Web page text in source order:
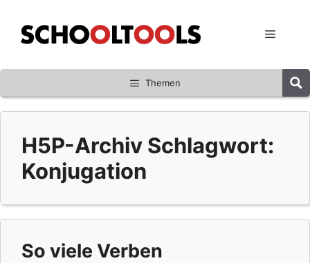
Inhalt
springen
Menü
Themen
H5P-Archiv Schlagwort:
Konjugation
So viele Verben